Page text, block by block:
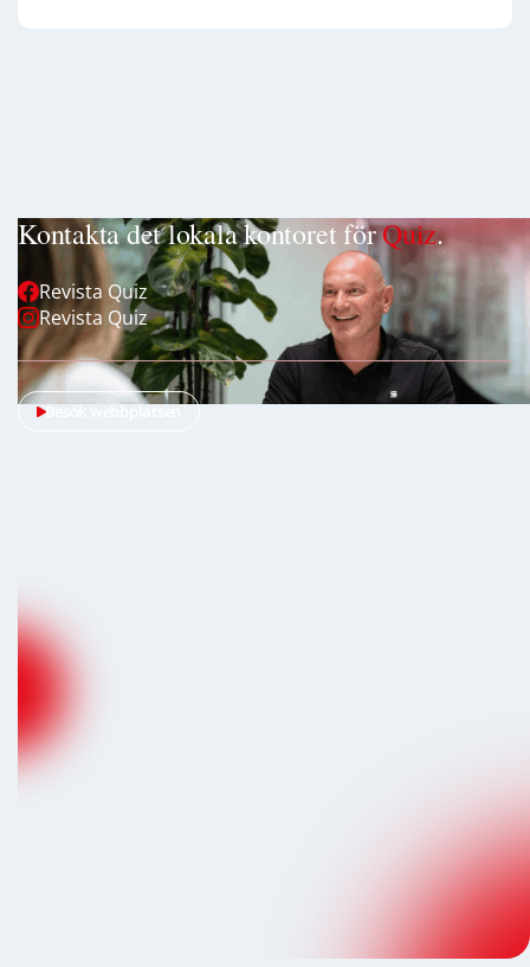
Kontakta det lokala kontoret förQuiz.
Revista Quiz
Revista Quiz
Besök webbplatsen